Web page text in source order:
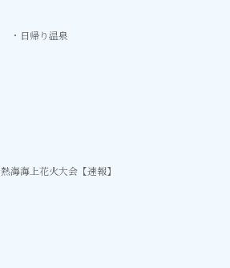
日帰り温泉
熱海海上花火大会【速報】